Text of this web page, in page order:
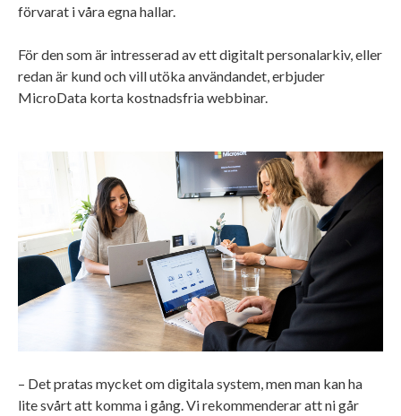
förvarat i våra egna hallar.
För den som är intresserad av ett digitalt personalarkiv, eller
redan är kund och vill utöka användandet, erbjuder
MicroData korta kostnadsfria webbinar.
– Det pratas mycket om digitala system, men man kan ha
lite svårt att komma i gång. Vi rekommenderar att ni går